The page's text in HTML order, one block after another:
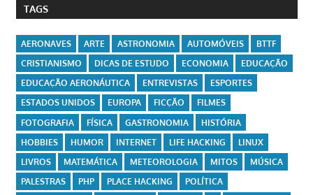
TAGS
AERONAVES ARTE ASTRONOMIA AUTOMÓVEIS
BTTF
CRISTIANISMO
DICAS DE ESTUDO ECONOMIA
EDUCAÇÃO
EDUCAÇÃO AERONÁUTICA
ENTREVISTAS
ESPORTES
ESTADOS UNIDOS
EUROPA FICÇÃO
FILMES
FOTOGRAFIA
FÍSICA GASTRONOMIA
HISTÓRIA
HOBBIES
HUMOR INTERNET LIFE HACKING
LINUX
LIVROS
MATEMÁTICA METEOROLOGIA MITOS
MÚSICA
PALESTRAS
PHP PLACE HACKING
POLÍTICA